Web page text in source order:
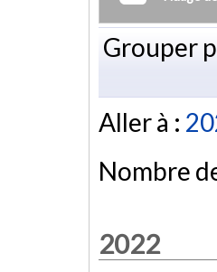
Grouper
Aller à :
Nombre
2022